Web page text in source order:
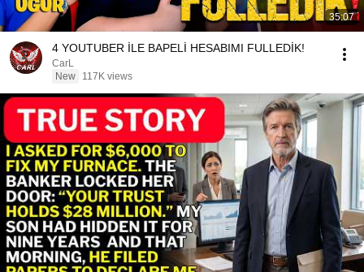
35:07
4 YOUTUBER İLE BAPELİ HESABIMI FULLEDİK!
CarL
New
117K views